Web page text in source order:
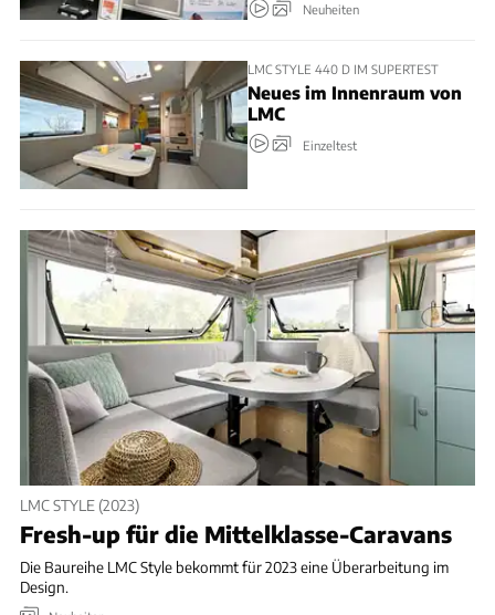
Neuheiten
LMC STYLE 440 D IM SUPERTEST
Neues im Innenraum von
LMC
Einzeltest
LMC STYLE (2023)
Fresh-up für die Mittelklasse-Caravans
Die Baureihe LMC Style bekommt für 2023 eine Überarbeitung im
Design.